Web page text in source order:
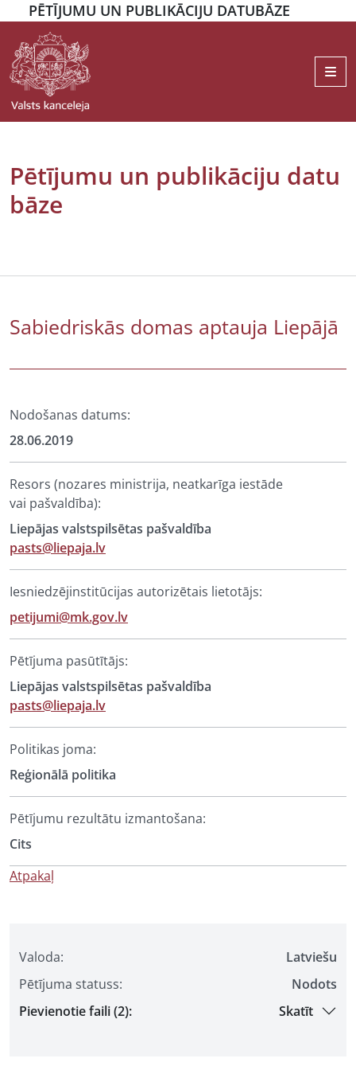
PĒTĪJUMU UN PUBLIKĀCIJU DATUBĀZE
Pētījumu un publikāciju datu
bāze
Valoda:
Latviešu
Pētījuma statuss:
Nodots
Pievienotie faili (2):
Skatīt
Sabiedriskās domas aptauja Liepājā
Nodošanas datums:
28.06.2019
Resors (nozares ministrija, neatkarīga iestāde
vai pašvaldība):
Liepājas valstspilsētas pašvaldība
pasts@liepaja.lv
Iesniedzējinstitūcijas autorizētais lietotājs:
petijumi@mk.gov.lv
Pētījuma pasūtītājs:
Liepājas valstspilsētas pašvaldība
pasts@liepaja.lv
Politikas joma:
Reģionālā politika
Pētījumu rezultātu izmantošana:
Cits
Atpakaļ